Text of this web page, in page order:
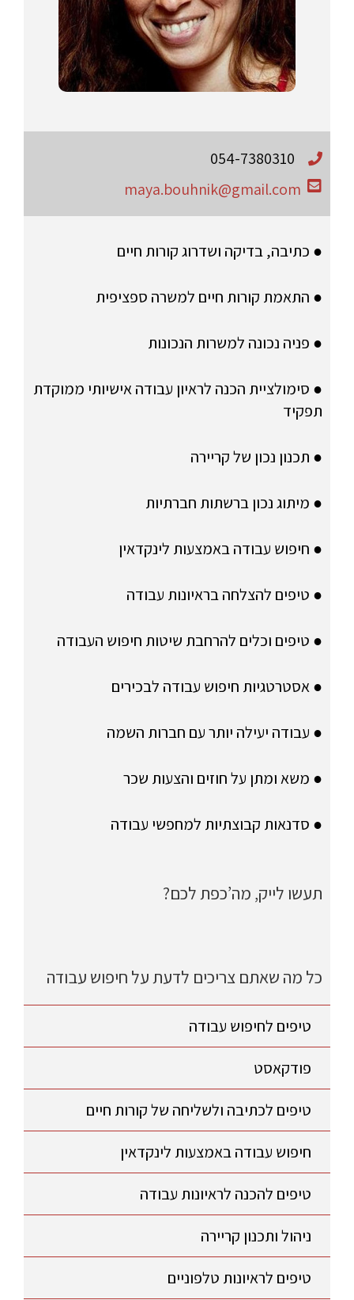
054-7380310
maya.bouhnik@gmail.com
● כתיבה, בדיקה ושדרוג קורות חיים
● התאמת קורות חיים למשרה ספציפית
● פניה נכונה למשרות הנכונות
● סימולציית הכנה לראיון עבודה אישיותי ממוקדת
תפקיד
● תכנון נכון של קריירה
● מיתוג נכון ברשתות חברתיות
● חיפוש עבודה באמצעות לינקדאין
● טיפים להצלחה בראיונות עבודה
● טיפים וכלים להרחבת שיטות חיפוש העבודה
● אסטרטגיות חיפוש עבודה לבכירים
● עבודה יעילה יותר עם חברות השמה
● משא ומתן על חוזים והצעות שכר
● סדנאות קבוצתיות למחפשי עבודה
תעשו לייק, מה’כפת לכם?
כל מה שאתם צריכים לדעת על חיפוש עבודה
טיפים לחיפוש עבודה
פודקאסט
טיפים לכתיבה ולשליחה של קורות חיים
חיפוש עבודה באמצעות לינקדאין
טיפים להכנה לראיונות עבודה
ניהול ותכנון קריירה
טיפים לראיונות טלפוניים